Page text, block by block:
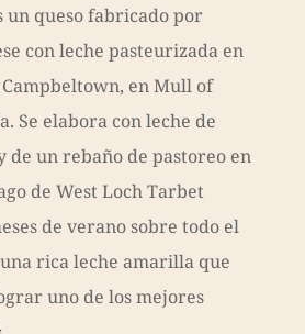
un queso fabricado por
con leche pasteurizada en
en Mull of
Se elabora con leche de
de un rebaño de pastoreo en
de West Loch Tarbet
de verano sobre todo el
rica leche amarilla que
uno de los mejores